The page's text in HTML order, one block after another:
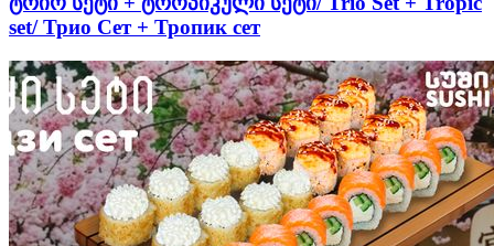
set/ Трио Сет + Тропик сет